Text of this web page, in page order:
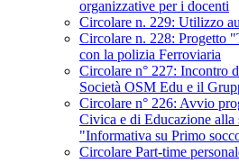
organizzative per i docenti
Circolare n. 229: Utilizzo
Circolare n. 228: Progetto
con la polizia Ferroviaria
Circolare n° 227: Incontro
Società OSM Edu e il
Circolare n° 226: Avvio
Civica e di Educazione alla
"Informativa su Primo
Circolare Part-time